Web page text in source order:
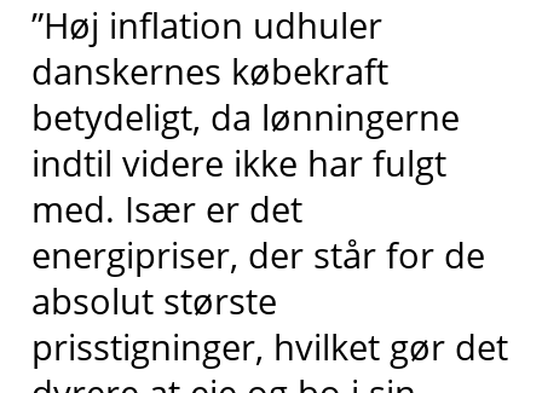
”Høj inflation udhuler
danskernes købekraft
betydeligt, da lønningerne
indtil videre ikke har fulgt
med. Især er det
energipriser, der står for de
absolut største
prisstigninger, hvilket gør det